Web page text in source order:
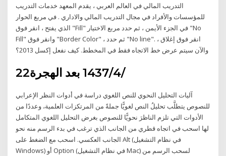
التدريب المالي في العالم العربي ، يقدم المعهد خدمات التدريب
للمؤسسات والأفراد في مجال التدريب المالي والاداري . في مربع الحوار
الذي يفتح ، انقر فوق "Fill" في الجزء الأيمن ، ثم حدد مربع الاختيار "No
Fill" وانقر فوق "Border Color" ، ثم حدد "No line". انقر فوق إغلاق ،
والآن سيتم عرض خط الاتجاه فقط في المخطط. كيف نفعل إكسل 2013؟
22‏‏/4‏‏/1437 بعد الهجرة
آليات التحليل النحوي للنص اللغوي دراسة في أدوات النظر الإعرابي
للنصوص يتطلَّب تحليلُ النص لغويًّا جملةً من المرتكزات العلمية، وعددًا من
الأدوات التي تلزم الناظرَ نحويًّا للنصوص بغرض التحليل اللغوي المتكامل
لها اسحب في اتجاه قطري من الجانب الذي ترغب في بدء الرسم منه نحو
الجانب العكسي. اسحب مع الضغط على Alt (في نظام التشغيل
Windows) أو Option (في نظام التشغيل Mac) لسحب الرسم من